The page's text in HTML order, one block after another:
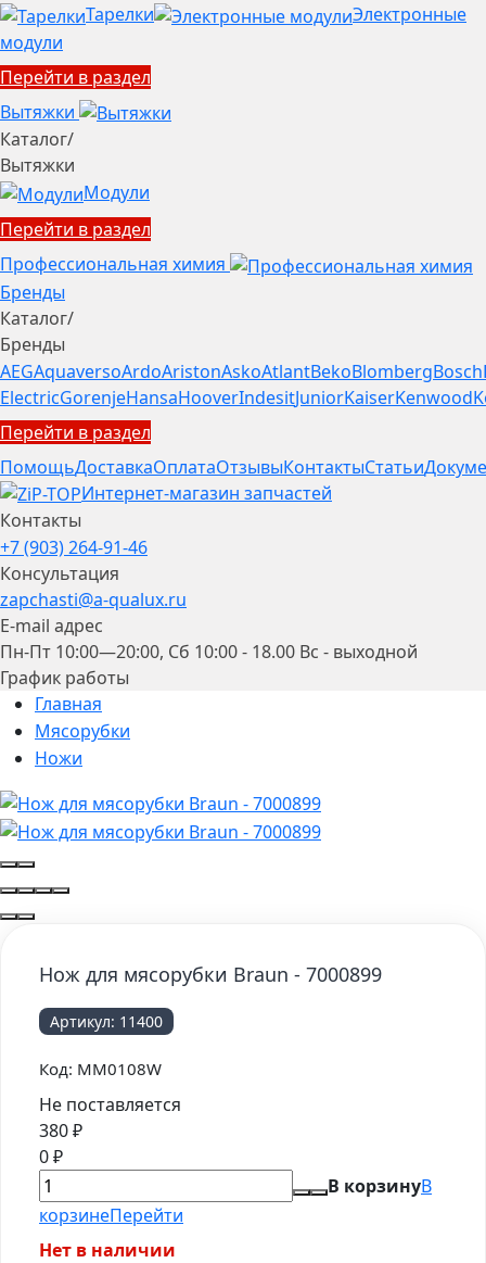
Тарелки
Электронные
модули
Перейти в раздел
Вытяжки
Каталог/
Вытяжки
Модули
Перейти в раздел
Профессиональная химия
Бренды
Каталог/
Бренды
AEGAquaversoArdoAristonAskoAtlantBekoBlombergBosch
ElectricGorenjeHansaHooverIndesitJuniorKaiserKenwood
Перейти в раздел
ПомощьДоставкаОплатаОтзывыКонтактыСтатьи
Интернет-магазин запчастей
Контакты
+7 (903) 264-91-46
Консультация
zapchasti@a-qualux.ru
E-mail адрес
Пн-Пт 10:00—20:00, Сб 10:00 - 18.00 Вс - выходной
График работы
Главная
Мясорубки
Ножи
Нож для мясорубки Braun - 7000899
Артикул: 11400
Код: MM0108W
Не поставляется
380₽
0₽
В корзинуВ
корзинеПерейти
Нет в наличии